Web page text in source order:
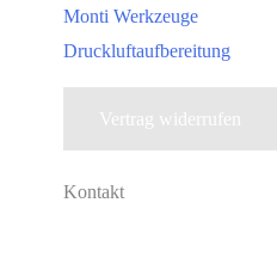
Monti Werkzeuge
Druckluftaufbereitung
Vertrag widerrufen
Kontakt